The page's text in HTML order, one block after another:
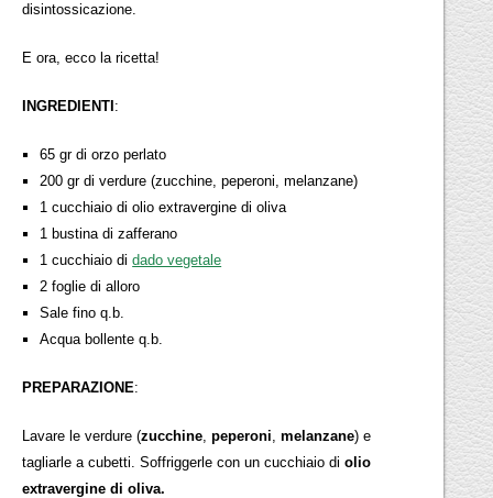
disintossicazione.
E ora, ecco la ricetta!
INGREDIENTI :
65 gr di orzo perlato
200 gr di verdure (zucchine, peperoni, melanzane)
1 cucchiaio di olio extravergine di oliva
1 bustina di zafferano
1 cucchiaio didado vegetale
2 foglie di alloro
Sale fino q.b.
Acqua bollente q.b.
PREPARAZIONE:
Lavare le verdure (zucchine,peperoni,melanzane) e
tagliarle a cubetti. Soffriggerle con un cucchiaio diolio
extravergine di oliva.